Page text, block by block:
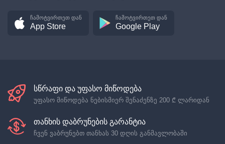
ჩამოტვირთეთ დან
App Store
ჩამოტვირთეთ დან
Google Play
სწრაფი და უფასო მიწოდება
უფასო მიწოდება ნებისმიერ შენაძენზე 200 ₾ ლარიდან
თანხის დაბრუნების გარანტია
ჩვენ ვაბრუნებთ თანხას 30 დღის განმავლობაში